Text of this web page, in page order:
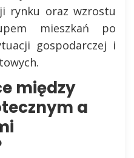
rynku oraz wzrostu
mieszkań po
gospodarczej i
między
a